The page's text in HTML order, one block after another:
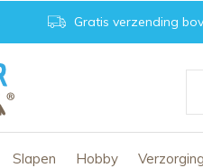
Slapen Hobby
Gratis verzending